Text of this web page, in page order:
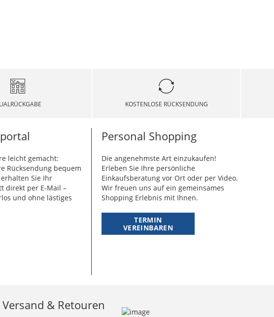
KOSTENLOSE RÜCKSENDUNG
leicht gemacht:
Rücksendung bequem
Sie Ihr
direkt per E-Mail –
und ohne lästiges
Personal Shopping
Die angenehmste Art einzukaufen!
Erleben Sie Ihre persönliche
Einkaufsberatung vor Ort oder per Video.
Wir freuen uns auf ein gemeinsames
Shopping Erlebnis mit Ihnen.
TERMIN
VEREINBAREN
Versand & Retouren